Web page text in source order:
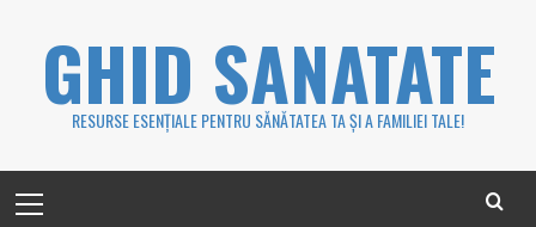
GHID SANATATE
RESURSE ESENȚIALE PENTRU SĂNĂTATEA TA ȘI A FAMILIEI TALE!
Menu